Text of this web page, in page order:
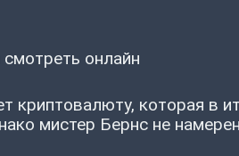
онлайн
криптовалюту, которая в
мистер Бернс не